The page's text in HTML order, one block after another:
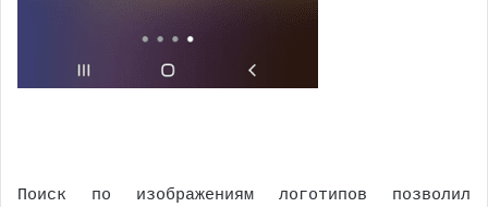
Поиск по изображениям логотипов позволил